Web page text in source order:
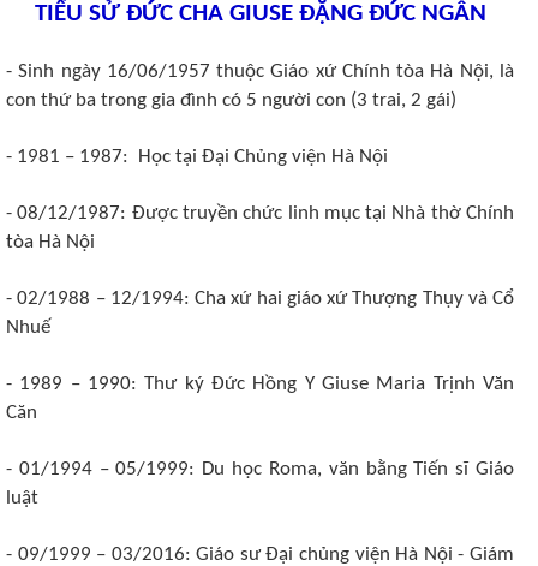
TIỂU SỬ ĐỨC CHA GIUSE ĐẶNG ĐỨC NGÂN
- Sinh ngày 16/06/1957 thuộc Giáo xứ Chính tòa Hà Nội, là
con thứ ba trong gia đình có 5 người con (3 trai, 2 gái)
- 1981 – 1987: Học tại Đại Chủng viện Hà Nội
- 08/12/1987: Được truyền chức linh mục tại Nhà thờ Chính
tòa Hà Nội
- 02/1988 – 12/1994: Cha xứ hai giáo xứ Thượng Thụy và Cổ
Nhuế
- 1989 – 1990: Thư ký Đức Hồng Y Giuse Maria Trịnh Văn
Căn
- 01/1994 – 05/1999: Du học Roma, văn bằng Tiến sĩ Giáo
luật
- 09/1999 – 03/2016: Giáo sư Đại chủng viện Hà Nội - Giám